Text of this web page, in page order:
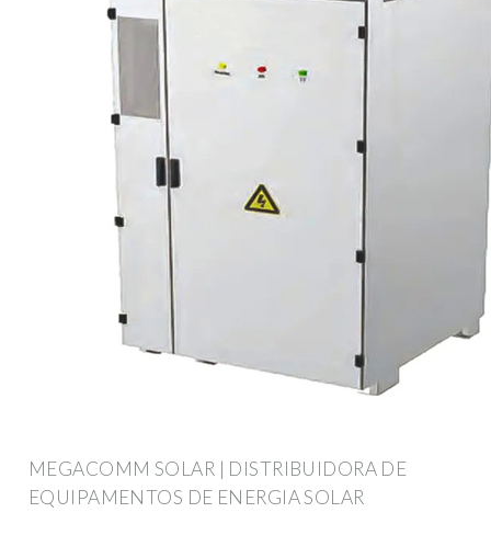
MEGACOMM SOLAR | DISTRIBUIDORA DE
EQUIPAMENTOS DE ENERGIA SOLAR